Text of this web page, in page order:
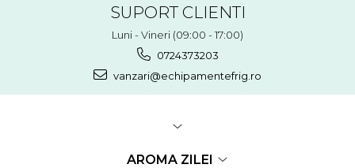
SUPORT CLIENTI
Luni - Vineri (09:00 - 17:00)
0724373203
vanzari@echipamentefrig.ro
AROMA ZILEI